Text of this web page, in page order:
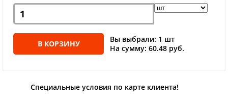
В КОРЗИНУ
Вы выбрали: 1 шт
На сумму: 60.48 руб.
Специальные условия по карте клиента!